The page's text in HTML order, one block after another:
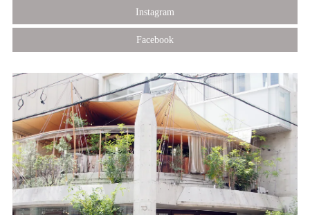
Instagram
Facebook